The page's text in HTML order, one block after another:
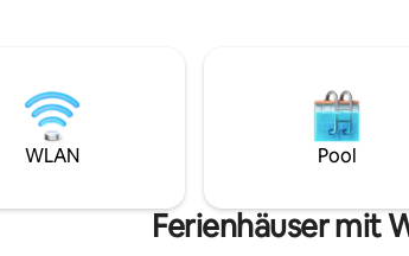
Nachbarschaft mit privatem Tor
WLAN Pool
Ferienhäuser mit